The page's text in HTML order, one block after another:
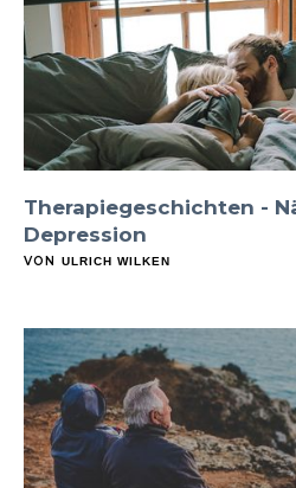
Therapiegeschichten -
Depression
VON ULRICH WILKEN